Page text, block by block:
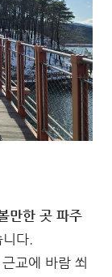
만한 곳 파주
다.
교에 바람 쐬